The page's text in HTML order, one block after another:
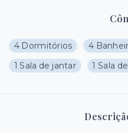
4 Dormitórios 4
1 Sala de jantar
1 Sala